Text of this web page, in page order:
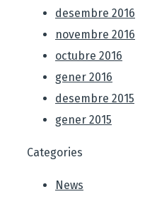
desembre 2016
novembre 2016
octubre 2016
gener 2016
desembre 2015
gener 2015
Categories
News